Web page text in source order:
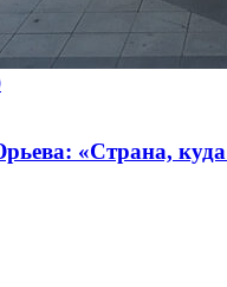
«Страна, куда